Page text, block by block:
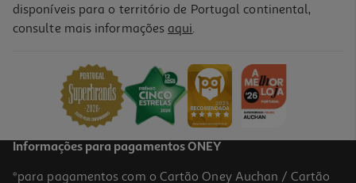
Fogão A Gás Butano Propano Flama 8261fl Inox 62l
449,99 €
disponíveis para o território de Portugal continental,
consulte mais informações aqui.
Informações para pagamentos ONEY
*para pagamentos com o Cartão Oney Auchan / Cartão